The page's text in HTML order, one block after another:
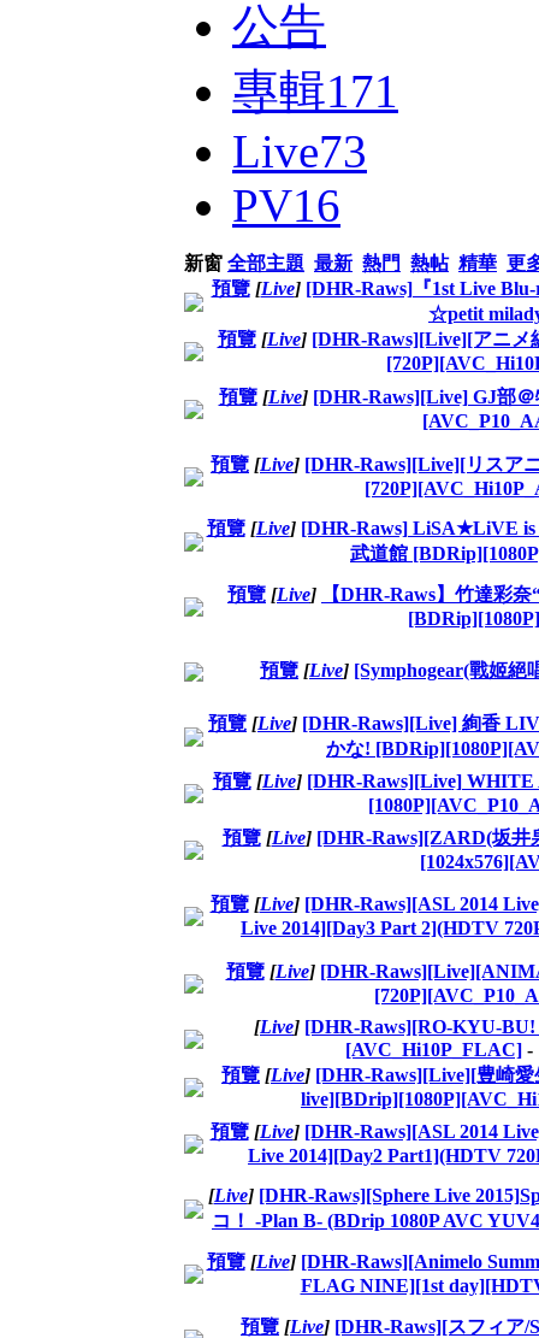
公告
專輯171
Live73
PV16
新窗 全部主題 最新 熱門 熱帖 精華 更
預覽 [Live] [DHR-Raws]『1st Live
☆petit
預覽 [Live] [DHR-Raws][Live][アニメ
預覽 [Live] [DHR-Raws][Live] GJ部
預覽 [Live] [DHR-Raws][Live][リスア
預覽 [Live] [DHR-Raws] LiSA★LiVE is
武道館
預覽 [Live]
【DHR-Raws】竹達彩
預覽 [Live] [Symphogear(戰姬絕
預覽 [Live] [DHR-Raws][Live] 絢香
かな!
預覽 [Live] [DHR-Raws][Live]
預覽 [Live] [DHR-Raws][ZARD(坂井
預覽 [Live] [DHR-Raws][ASL 2014
Live 2014][Day3 Part 2](HDTV
預覽 [Live] [DHR-
[Live] [DHR-Raws][RO-KYU-BU!
[AVC_Hi10P_FLAC] -
預覽 [Live] [DHR-Raws][Live][豊崎
預覽 [Live] [DHR-Raws][ASL 2014
Live 2014][Day2 Part1](HDTV
[Live] [DHR-Raws][Sphere Live
コ！ -Plan B- (BDrip 1080P AVC
預覽 [Live] [DHR-Raws][Animelo
FLAG NINE][1st
預覽 [Live] [DHR-Raws][スフィア/